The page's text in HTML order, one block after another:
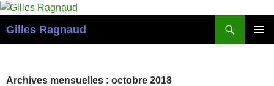
Gilles Ragnaud
Archives mensuelles : octobre 2018